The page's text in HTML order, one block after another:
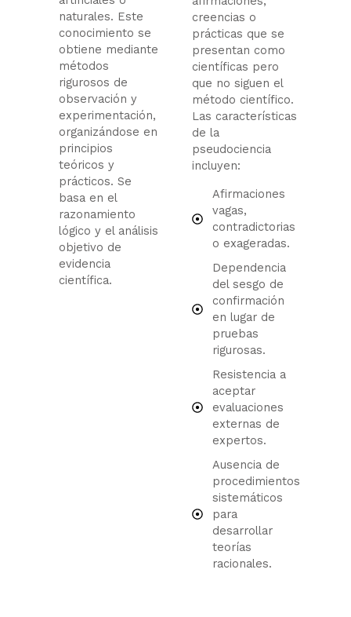
naturales. Este
conocimiento se
obtiene mediante
métodos
rigurosos de
observación y
experimentación,
organizándose en
principios
teóricos y
prácticos. Se
basa en el
razonamiento
lógico y el análisis
objetivo de
evidencia
científica.
creencias o
prácticas que se
presentan como
científicas pero
que no siguen el
método científico.
Las características
de la
pseudociencia
incluyen:
Afirmaciones
vagas,
contradictorias
o exageradas.
Dependencia
del sesgo de
confirmación
en lugar de
pruebas
rigurosas.
Resistencia a
aceptar
evaluaciones
externas de
expertos.
Ausencia de
procedimientos
sistemáticos
para
desarrollar
teorías
racionales.